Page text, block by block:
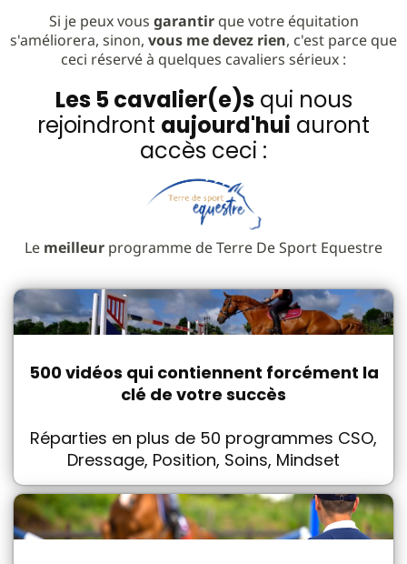
Si je peux vous garantirque votre équitation
s'améliorera, sinon, vous me devez rien, c'est parce que
ceci réservé à quelques cavaliers sérieux :
Les 5 cavalier(e)squi nous
rejoindront aujourd'hui auront
accès ceci :
Le meilleur programme de Terre De Sport Equestre
500 vidéos qui contiennent forcément la
clé de votre succès
Réparties en plus de 50 programmes CSO,
Dressage, Position, Soins, Mindset